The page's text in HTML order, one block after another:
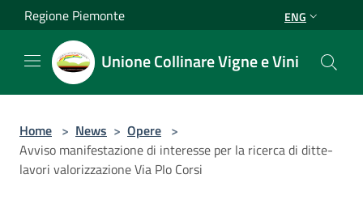
Salta al contenuto principale
Regione Piemonte ENG
Unione Collinare Vigne e Vini
Home > News > Opere >
Avviso manifestazione di interesse per la ricerca di ditte-
lavori valorizzazione Via PIo Corsi